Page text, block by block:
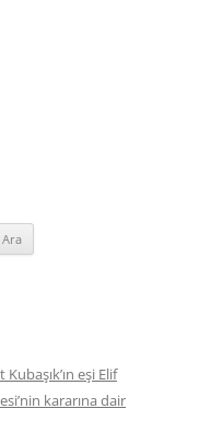
eşi Elif
kararına dair